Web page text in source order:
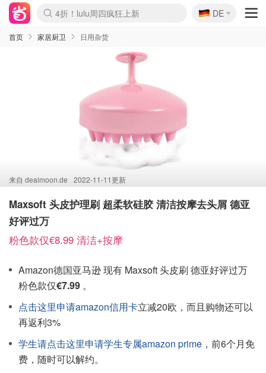
Boticinal 夏促开抢！
4折！lulu周四疯狂上新
还没结束！&OtherStories大促
Joybuy变相75折 随时失效
速领！Stanley独家85折
疑似霸哥！Camper额外叠85折
Zalando 奥莱闪促！每日更新
Moncler反季囤！5折起+叠9折
Coach Brooklyn仅€192
🇩🇪
DE
首页 家居厨卫 日用杂货
来自 dealmoon.de 2022-11-11更新
Maxsoft 头皮护理刷 超柔软硅胶 清洁按摩去头屑 德亚
好评过万
粉色款仅€8.99 清洁+按摩
Amazon德国亚马逊 现有 Maxsoft 头皮刷 德亚好评过万
粉色款仅€7.99 。
点击这里申请amazon信用卡立减20欧，而且购物还可以
再返利3%
学生请点击这里申请学生专属amazon prime ，前6个月免
费，随时可以解约。